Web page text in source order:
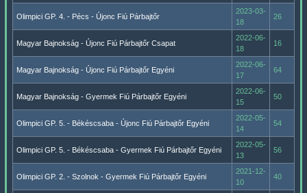
Olimpici GP. 4. - Pécs - Újonc Fiú Párbajtőr
2023-03-
18
26
Magyar Bajnokság - Újonc Fiú Párbajtőr Csapat
2022-06-
18
16
Magyar Bajnokság - Újonc Fiú Párbajtőr Egyéni
2022-06-
17
64
Magyar Bajnokság - Gyermek Fiú Párbajtőr Egyéni
2022-06-
15
50
Olimpici GP. 5. - Békéscsaba - Újonc Fiú Párbajtőr Egyéni
2022-05-
14
54
Olimpici GP. 5. - Békéscsaba - Gyermek Fiú Párbajtőr Egyéni
2022-05-
13
56
Olimpici GP. 2. - Szolnok - Gyermek Fiú Párbajtőr Egyéni
2021-12-
10
40